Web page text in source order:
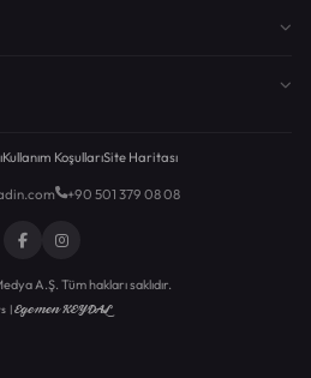
Kullanım KoşullarıSite Haritası
+90 501 379 08 08
A.Ş. Tüm hakları saklıdır.
|Egemen KEYDAL